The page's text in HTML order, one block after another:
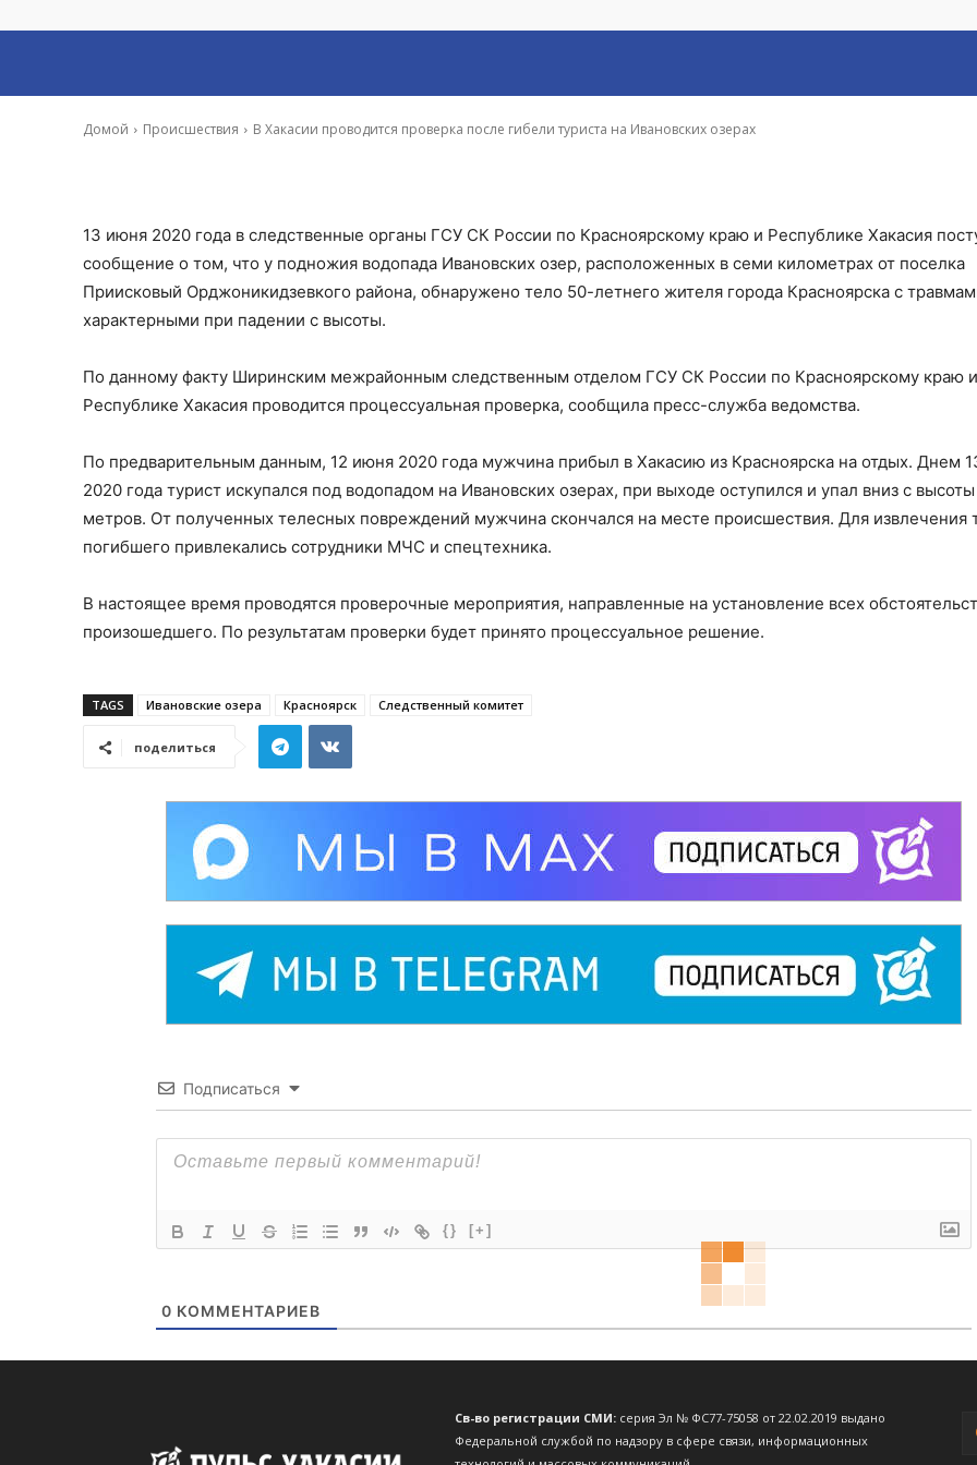
Домой Происшествия В Хакасии проводится проверка после гибели туриста на Ивановских озерах
туриста на Ивановских озерах
13 июня 2020 года в следственные органы ГСУ СК России по Красноярскому краю и Республике Хакасия
сообщение о том, что у подножия водопада Ивановских озер, расположенных в семи километрах от поселка
Приисковый Орджоникидзевкого района, обнаружено тело 50-летнего жителя города Красноярска с
характерными при падении с высоты.
По данному факту Ширинским межрайонным следственным отделом ГСУ СК России по Красноярскому краю и
Республике Хакасия проводится процессуальная проверка, сообщила пресс-служба ведомства.
По предварительным данным, 12 июня 2020 года мужчина прибыл в Хакасию из Красноярска на отдых. Днем
2020 года турист искупался под водопадом на Ивановских озерах, при выходе оступился и упал вниз с высоты
метров. От полученных телесных повреждений мужчина скончался на месте происшествия. Для извлечения
погибшего привлекались сотрудники МЧС и спецтехника.
В настоящее время проводятся проверочные мероприятия, направленные на установление всех
произошедшего. По результатам проверки будет принято процессуальное решение.
TAGS Ивановские озера Красноярск Следственный комитет
поделиться
Подписаться
{} [+]
0 КОММЕНТАРИЕВ
Св-во регистрации СМИ: серия Эл № ФС77-75058 от 22.02.2019 выдано
Федеральной службой по надзору в сфере связи, информационных